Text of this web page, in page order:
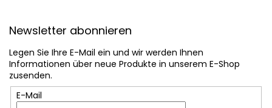
Newsletter abonnieren
Legen Sie Ihre E-Mail ein und wir werden Ihnen
Informationen über neue Produkte in unserem E-Shop
zusenden.
E-Mail